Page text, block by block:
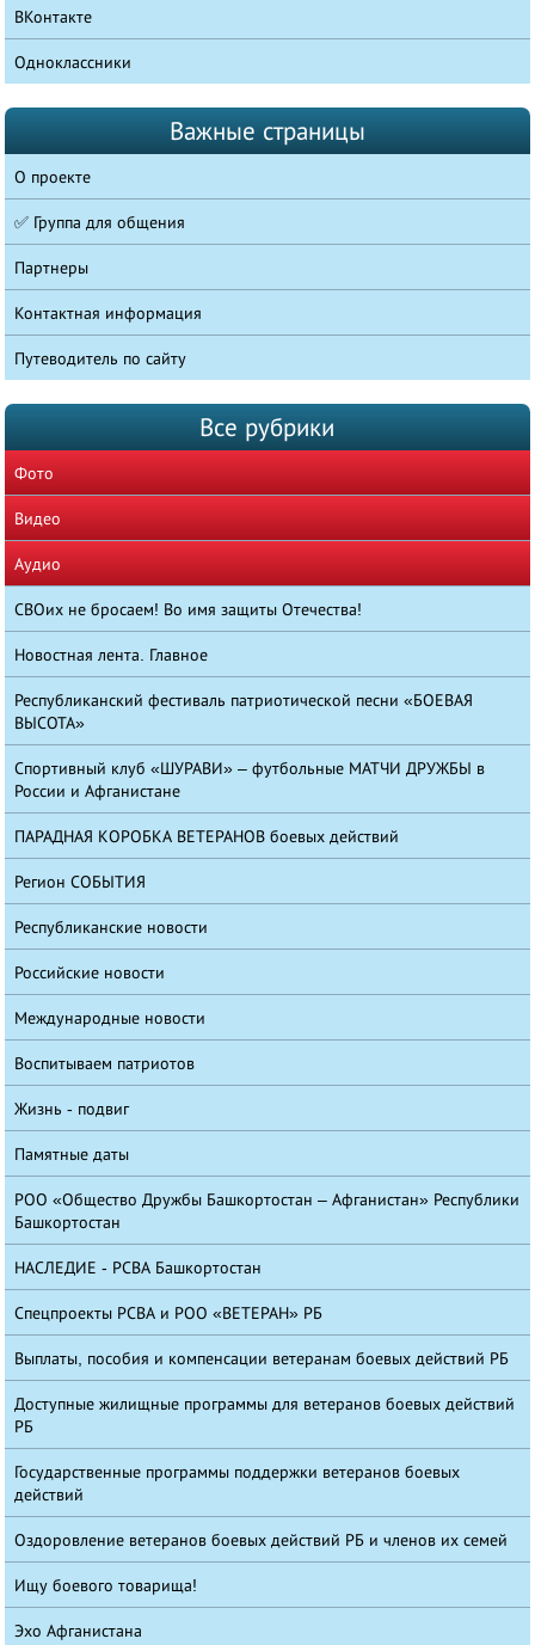
ВКонтакте
Одноклассники
Важные страницы
О проекте
✅ Группа для общения
Партнеры
Контактная информация
Путеводитель по сайту
Все рубрики
Фото
Видео
Аудио
СВОих не бросаем! Во имя защиты Отечества!
Новостная лента. Главное
Республиканский фестиваль патриотической песни «БОЕВАЯ
ВЫСОТА»
Спортивный клуб «ШУРАВИ» – футбольные МАТЧИ ДРУЖБЫ в
России и Афганистане
ПАРАДНАЯ КОРОБКА ВЕТЕРАНОВ боевых действий
Регион СОБЫТИЯ
Республиканские новости
Российские новости
Международные новости
Воспитываем патриотов
Жизнь - подвиг
Памятные даты
РОО «Общество Дружбы Башкортостан – Афганистан» Республики
Башкортостан
НАСЛЕДИЕ - РСВА Башкортостан
Спецпроекты РСВА и РОО «ВЕТЕРАН» РБ
Выплаты, пособия и компенсации ветеранам боевых действий РБ
Доступные жилищные программы для ветеранов боевых действий
РБ
Государственные программы поддержки ветеранов боевых
действий
Оздоровление ветеранов боевых действий РБ и членов их семей
Ищу боевого товарища!
Эхо Афганистана